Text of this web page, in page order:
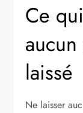
Ce
laissé
Ne laisser